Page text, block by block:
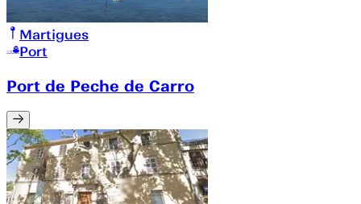
Martigues
Port
Port de Peche de Carro